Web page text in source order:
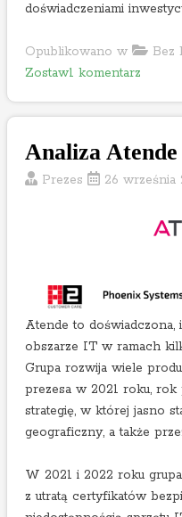
doświadczeniami
Opublikowano w
Bez
Zostaw1 komentarzo
G
o
b
e
d
p
o
w
y
i
k
Analiza Atende
Prezes 26 września
Atende to doświadczona,
obszarze IT w ramach
Grupa rozwija wiele
prezesa w 2021 roku, rok
strategię, w której jasno
geograficzny, a także
W 2021 i 2022 roku
z utratą certyfikatów